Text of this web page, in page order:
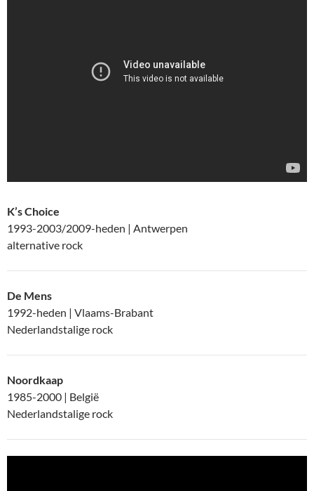
K’s Choice
1993-2003/2009-heden | Antwerpen
alternative rock
De Mens
1992-heden | Vlaams-Brabant
Nederlandstalige rock
Noordkaap
1985-2000 | België
Nederlandstalige rock